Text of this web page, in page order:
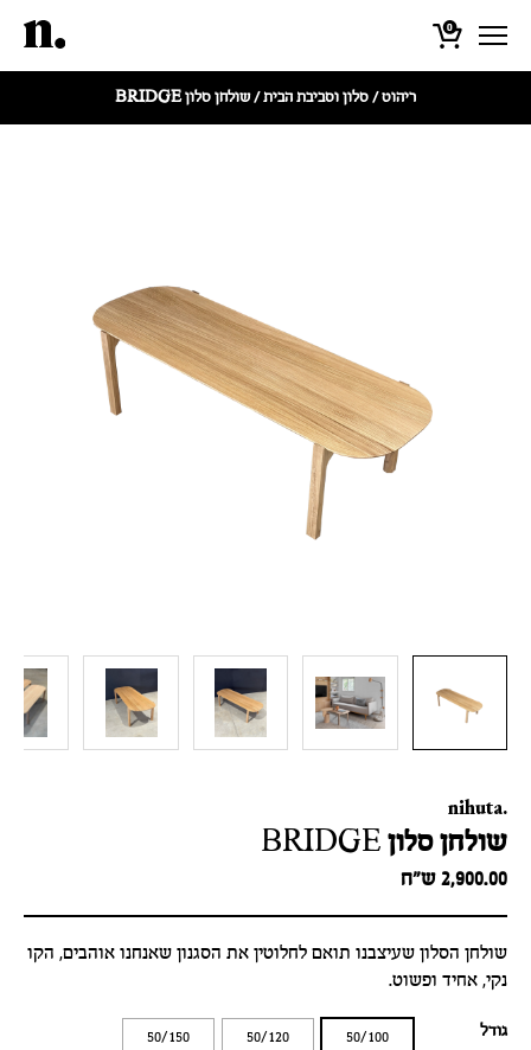
0
ריהוט/ סלון וסביבת הבית/ שולחן סלון BRIDGE
nihuta.
שולחן סלון BRIDGE
2,900.00 ש״ח
שולחן הסלון שעיצבנו תואם לחלוטין את הסגנון שאנחנו אוהבים, הקו
נקי, אחיד ופשוט.
גודל 50/100
50/120
50/150